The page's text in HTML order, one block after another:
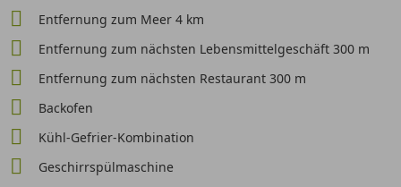
Entfernung zum Meer 4 km
Entfernung zum nächsten Lebensmittelgeschäft 300 m
Entfernung zum nächsten Restaurant 300 m
Backofen
Kühl-Gefrier-Kombination
Geschirrspülmaschine